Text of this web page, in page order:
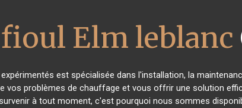
Elm leblanc
est spécialisée dans l'installation, la
vos problèmes de chauffage et vous offrir une solution
à tout moment, c'est pourquoi nous sommes